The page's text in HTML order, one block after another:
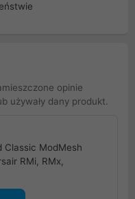
opinie
używały dany produkt.
Classic ModMesh
RMi, RMx,